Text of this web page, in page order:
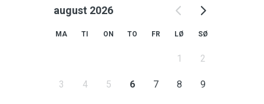
august 2026
MA TI ON TO FR LØ SØ
1 2
3 4 5 6 7 8 9